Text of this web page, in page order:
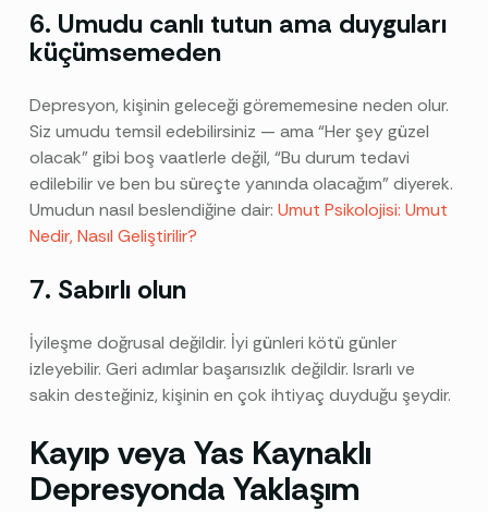
6. Umudu canlı tutun ama duyguları
küçümsemeden
Depresyon, kişinin geleceği görememesine neden olur.
Siz umudu temsil edebilirsiniz — ama “Her şey güzel
olacak” gibi boş vaatlerle değil, “Bu durum tedavi
edilebilir ve ben bu süreçte yanında olacağım” diyerek.
Umudun nasıl beslendiğine dair: Umut Psikolojisi: Umut
Nedir, Nasıl Geliştirilir?
7. Sabırlı olun
İyileşme doğrusal değildir. İyi günleri kötü günler
izleyebilir. Geri adımlar başarısızlık değildir. Israrlı ve
sakin desteğiniz, kişinin en çok ihtiyaç duyduğu şeydir.
Kayıp veya Yas Kaynaklı
Depresyonda Yaklaşım